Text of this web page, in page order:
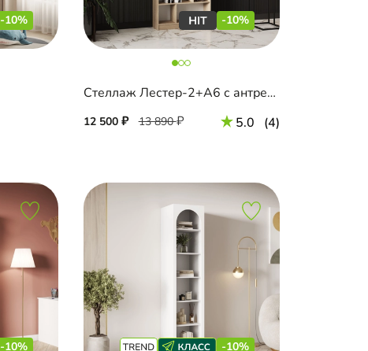
-10% -10%
Стеллаж Лестер-2+А6 с антресолью
12 500 13 890 5.0 (4)
-10% -10%